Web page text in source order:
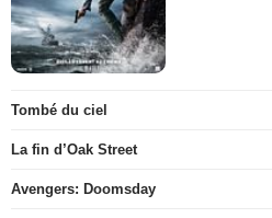
Tombé du ciel
La fin d’Oak Street
Avengers: Doomsday